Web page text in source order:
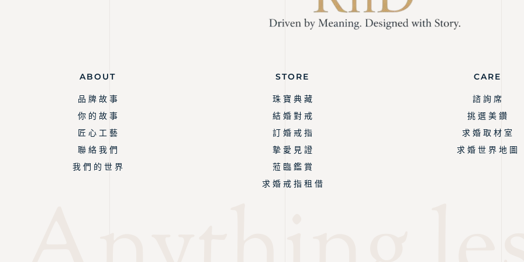
ABOUT
品 牌 故 事
你 的 故 事
匠 心 工 藝
聯 絡 我 們
我 們 的 世 界
STORE
珠 寶 典 藏
結 婚 對 戒
訂 婚 戒 指
摯 愛 見 證
蒞 臨 鑑 賞
求 婚 戒 指 租 借
CARE
諮 詢 席
挑 選 美 鑽
求 婚 取 材 室
求 婚 世 界 地 圖